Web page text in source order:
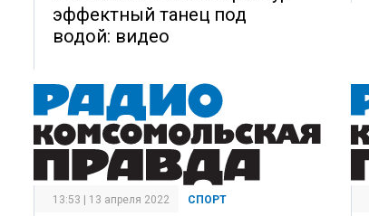
эффектный танец под
водой: видео
13:53 | 13 апреля 2022 СПОРТ